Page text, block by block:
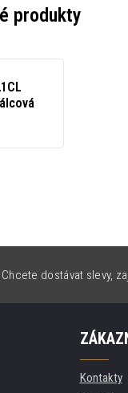
produkty
Chcete dostávat slevy,
Kontakty